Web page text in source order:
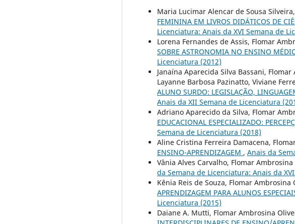
Maria Lucimar Alencar de Sousa
FEMININA EM LIVROS DIDÁTICOS DE
Licenciatura: Anais da XVI Semana de
Lorena Fernandes de Assis, Flomar
SOBRE ASTRONOMIA NO ENSINO
Licenciatura (2012)
Janaína Aparecida Silva Bassani,
Layanne Barbosa Pazinatto, Viviane
ALUNO SURDO: LEGISLAÇÃO,
Anais da XII Semana de Licenciatura
Adriano Aparecido da Silva, Flomar
EDUCACIONAL ESPECIALIZADO:
Semana de Licenciatura (2018)
Aline Cristina Ferreira Damacena,
ENSINO-APRENDIZAGEM , Anais da
Vânia Alves Carvalho, Flomar
da Semana de Licenciatura: Anais da
Kênia Reis de Souza, Flomar Ambrosina
APRENDIZAGEM PARA ALUNOS
Licenciatura (2015)
Daiane A. Mutti, Flomar Ambrosina